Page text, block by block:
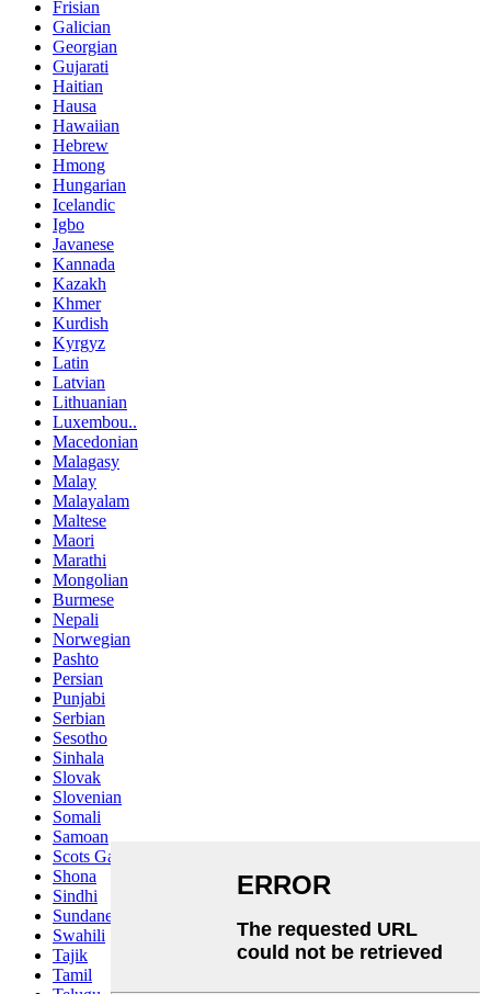
Frisian
Galician
Georgian
Gujarati
Haitian
Hausa
Hawaiian
Hebrew
Hmong
Hungarian
Icelandic
Igbo
Javanese
Kannada
Kazakh
Khmer
Kurdish
Kyrgyz
Latin
Latvian
Lithuanian
Luxembou..
Macedonian
Malagasy
Malay
Malayalam
Maltese
Maori
Marathi
Mongolian
Burmese
Nepali
Norwegian
Pashto
Persian
Punjabi
Serbian
Sesotho
Sinhala
Slovak
Slovenian
Somali
Samoan
Scots Gaelic
Shona
Sindhi
Sundanese
Swahili
Tajik
Tamil